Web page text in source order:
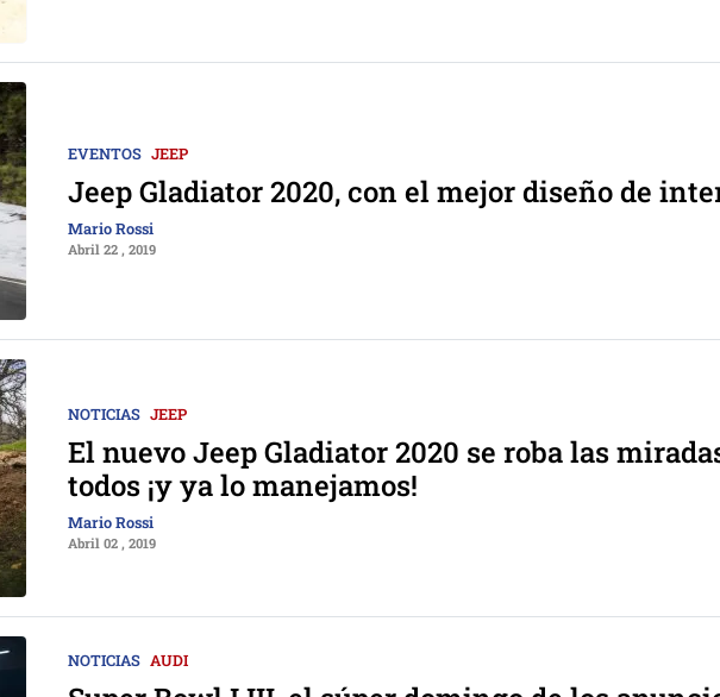
EVENTOS JEEP
Jeep Gladiator 2020, con el mejor diseño de
Mario Rossi
Abril 22 , 2019
NOTICIAS JEEP
El nuevo Jeep Gladiator 2020 se roba las
todos ¡y ya lo manejamos!
Mario Rossi
Abril 02 , 2019
NOTICIAS AUDI